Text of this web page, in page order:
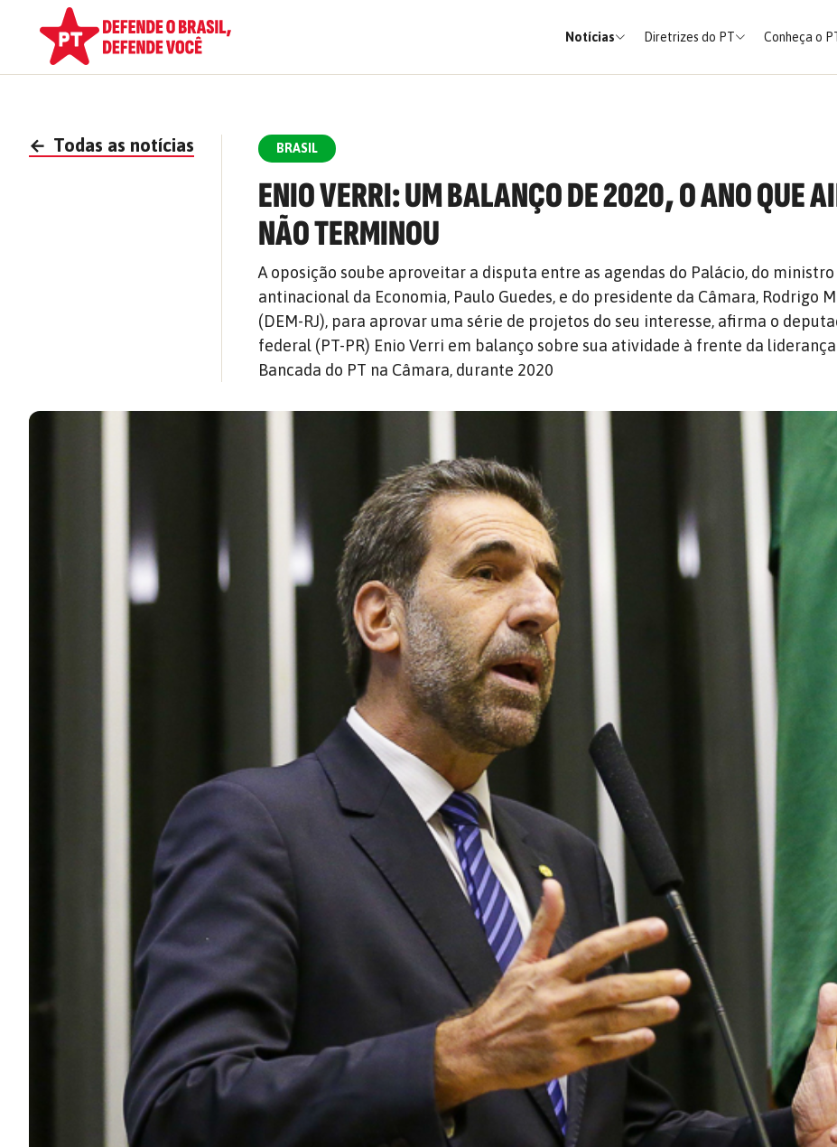
Notícias Diretrizes do PT Conheça o
← Todas as notícias BRASIL
ENIO VERRI: UM BALANÇO DE 2020, O ANO QUE
NÃO TERMINOU
A oposição soube aproveitar a disputa entre as agendas do Palácio, do ministro
antinacional da Economia, Paulo Guedes, e do presidente da Câmara, Rodrigo
(DEM-RJ), para aprovar uma série de projetos do seu interesse, afirma o
federal (PT-PR) Enio Verri em balanço sobre sua atividade à frente da
Bancada do PT na Câmara, durante 2020